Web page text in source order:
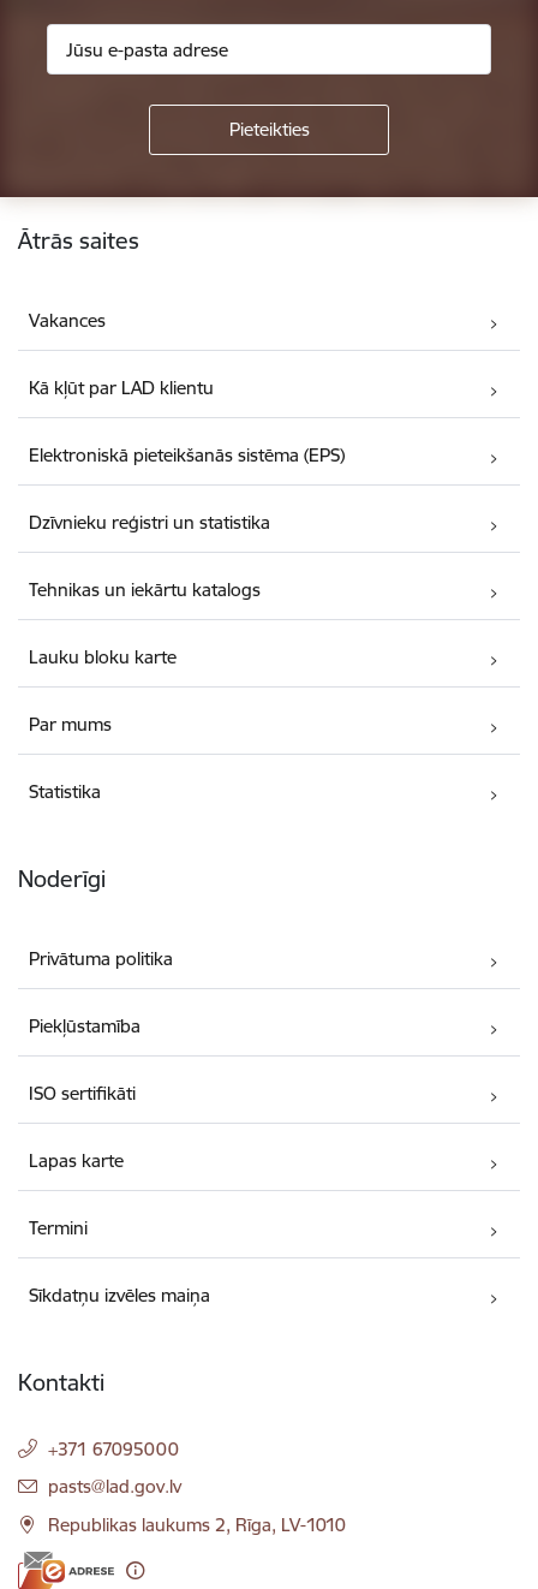
Kājene
Ātrās saites
Vakances
Kā kļūt par LAD klientu
Elektroniskā pieteikšanās sistēma (EPS)
Dzīvnieku reģistri un statistika
Tehnikas un iekārtu katalogs
Lauku bloku karte
Par mums
Statistika
Noderīgi
Privātuma politika
Piekļūstamība
ISO sertifikāti
Lapas karte
Termini
Sīkdatņu izvēles maiņa
Kontakti
+371 67095000
E-pasts:
pasts@lad.gov.lv
Republikas laukums 2, Rīga, LV-1010